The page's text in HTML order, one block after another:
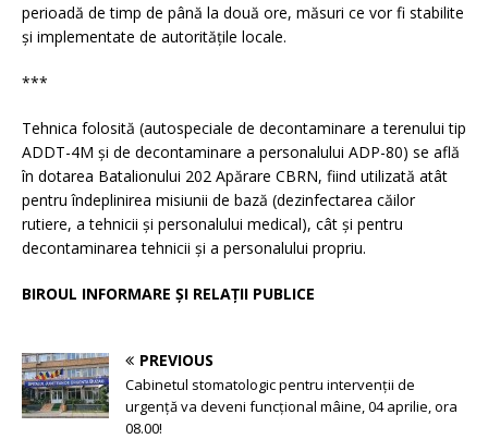
perioadă de timp de până la două ore, măsuri ce vor fi stabilite
și implementate de autoritățile locale.
***
Tehnica folosită (autospeciale de decontaminare a terenului tip
ADDT-4M și de decontaminare a personalului ADP-80) se află
în dotarea Batalionului 202 Apărare CBRN, fiind utilizată atât
pentru îndeplinirea misiunii de bază (dezinfectarea căilor
rutiere, a tehnicii și personalului medical), cât și pentru
decontaminarea tehnicii și a personalului propriu.
BIROUL INFORMARE ŞI RELAŢII PUBLICE
PREVIOUS
Cabinetul stomatologic pentru intervenții de
urgență va deveni funcțional mâine, 04 aprilie, ora
08.00!